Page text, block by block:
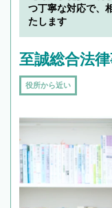
つ丁寧な対応で、
たします
至誠総合法
役所から近い